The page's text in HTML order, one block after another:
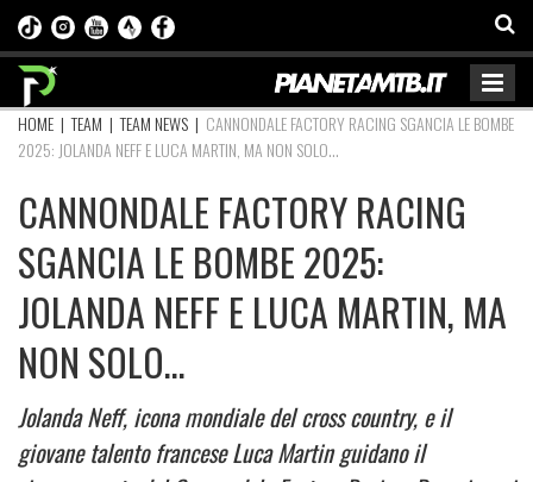
HOME |TEAM |TEAM NEWS | CANNONDALE FACTORY RACING SGANCIA LE BOMBE
2025: JOLANDA NEFF E LUCA MARTIN, MA NON SOLO…
CANNONDALE FACTORY RACING
SGANCIA LE BOMBE 2025:
JOLANDA NEFF E LUCA MARTIN, MA
NON SOLO…
Jolanda Neff, icona mondiale del cross country, e il
giovane talento francese Luca Martin guidano il